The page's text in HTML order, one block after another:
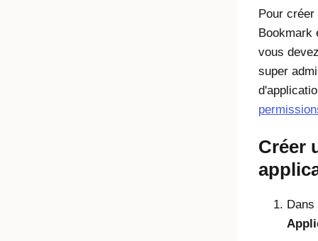
Pour créer
Bookmark
vous
super
Créer